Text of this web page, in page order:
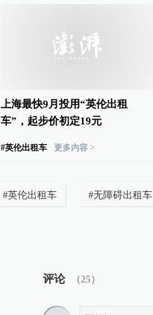
上海最快9月投用“英伦出租
车”，起步价初定19元
#英伦出租车 更多内容 >
#英伦出租车 #无障碍出租车
评论 （25）